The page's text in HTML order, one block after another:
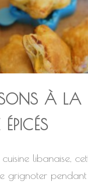
À LA
libanaise,
grignoter